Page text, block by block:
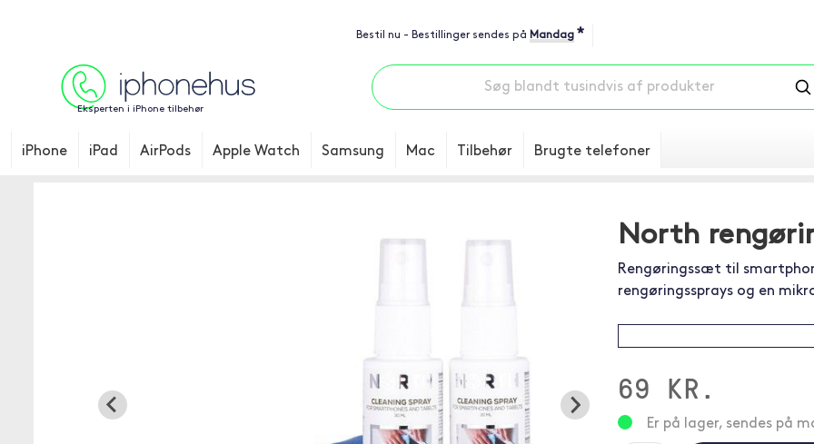
Bestil nu - Bestillinger sendes på Mandag *
Eksperten i iPhone tilbehør
iPhone iPad AirPods Apple Watch Samsung Mac Tilbehør Brugte telefoner
North
Rengøringssæt til
rengøringssprays og en
69 KR.
Er på lager, sendes på